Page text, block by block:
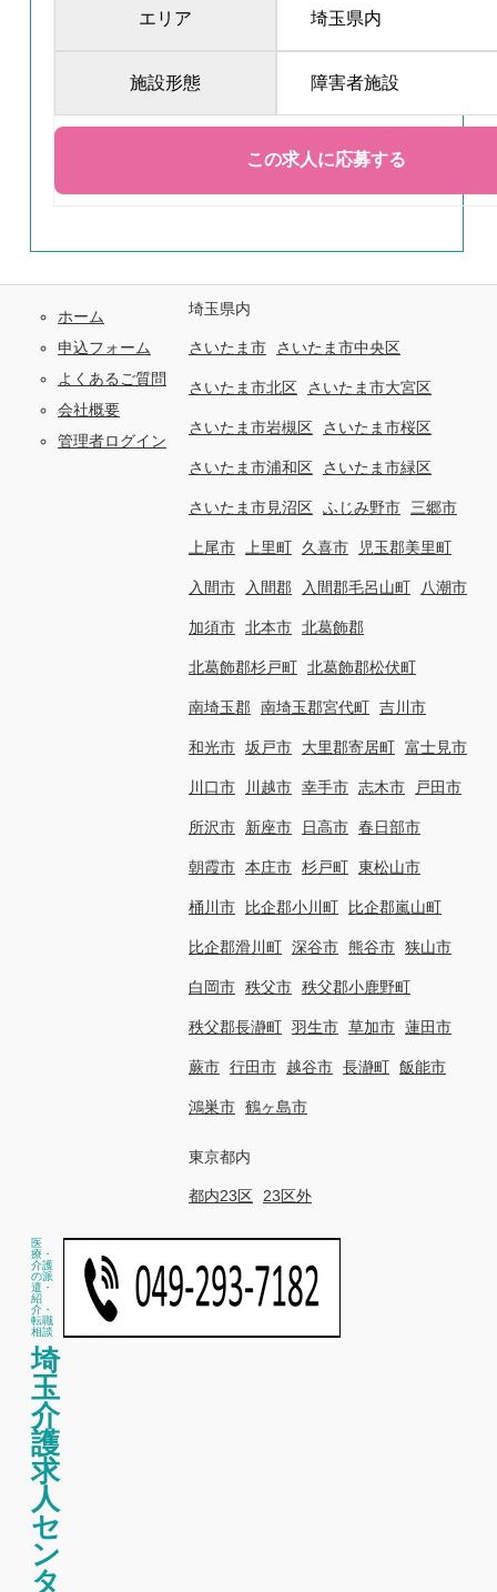
エリア 埼玉県内
施設形態 障害者施設
ホーム
申込フォーム
よくあるご質問
会社概要
管理者ログイン
埼玉県内
さいたま市 さいたま市中央区
さいたま市北区 さいたま市大宮区
さいたま市岩槻区 さいたま市桜区
さいたま市浦和区 さいたま市緑区
さいたま市見沼区 ふじみ野市 三郷市
上尾市 上里町 久喜市 児玉郡美里町
入間市 入間郡 入間郡毛呂山町 八潮市
加須市 北本市 北葛飾郡
北葛飾郡杉戸町 北葛飾郡松伏町
南埼玉郡 南埼玉郡宮代町 吉川市
和光市 坂戸市 大里郡寄居町 富士見市
川口市 川越市 幸手市 志木市 戸田市
所沢市 新座市 日高市 春日部市
朝霞市 本庄市 杉戸町 東松山市
桶川市 比企郡小川町 比企郡嵐山町
比企郡滑川町 深谷市 熊谷市 狭山市
白岡市 秩父市 秩父郡小鹿野町
秩父郡長瀞町 羽生市 草加市 蓮田市
蕨市 行田市 越谷市 長瀞町 飯能市
鴻巣市 鶴ヶ島市
東京都内
都内23区 23区外
医
療・
介護
の派
遣・
紹
介・
転職
相談
埼
玉
介
護
求
人
セ
ン
タ